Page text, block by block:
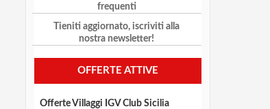
frequenti
Tieniti aggiornato, iscriviti alla
nostra newsletter!
OFFERTE ATTIVE
Offerte Villaggi IGV Club Sicilia